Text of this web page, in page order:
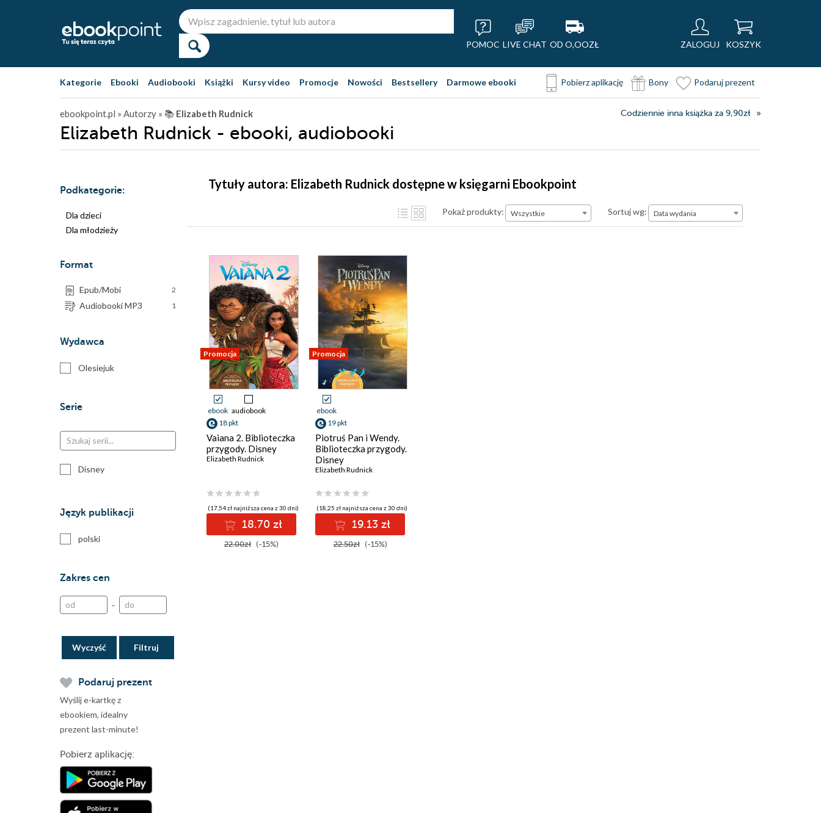
POMOC LIVE CHAT OD O,OOZŁ ZALOGUJ KOSZYK
Kategorie Ebooki Audiobooki Książki Kursy video Promocje Nowości Bestsellery Darmowe ebooki Pobierz aplikację Bony Podaruj prezent
ebookpoint.pl » Autorzy » 📚 Elizabeth Rudnick Codziennie inna książka za 9,90zł
Elizabeth Rudnick - ebooki, audiobooki
Podkategorie:
Dla dzieci
Dla młodzieży
Format
Epub/Mobi 2
Audiobooki MP3 1
Wydawca
Olesiejuk
Serie
Disney
Język publikacji
polski
Zakres cen
–
Wyczyść
Podaruj prezent
Wyślij e-kartkę z
ebookiem, idealny
prezent last-minute!
Pobierz aplikację:
Tytuły autora: Elizabeth Rudnick dostępne w księgarni Ebookpoint
Pokaż produkty: Wszystkie Sortuj wg:Data wydania
Data wydania
Promocja
ebook audiobook
18 pkt
Vaiana 2. Biblioteczka
przygody. Disney
Elizabeth Rudnick
(17,54 zł najniższa cena z 30 dni)
18.70 zł
22.00zł (-15%)
Promocja
ebook
19 pkt
Piotruś Pan i Wendy.
Biblioteczka przygody.
Disney
Elizabeth Rudnick
(18,25 zł najniższa cena z 30 dni)
19.13 zł
22.50zł (-15%)